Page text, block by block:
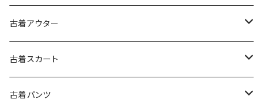
古着キャミソールワンピース
古着ベアトップワンピース
古着オールインワン
古着ノースリーブシャツ・ブラウス
古着スウェット
古着パーカー
古着プルオーバー
古着長袖プルオーバー
古着半袖プルオーバー
古着Ｔシャツ
古着長袖Ｔシャツ
古着ベスト
古着セーター
古着カーディガン
古着半袖ニット
古着アウター
古着ライトジャケット
古着ライトコート
古着スカート
古着ロング丈スカート (丈76cm-)
古着パンツ